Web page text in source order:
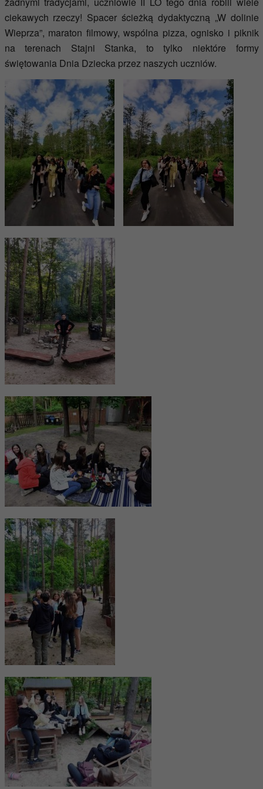
ciekawych rzeczy! Spacer ścieżką dydaktyczną „W dolinie
Wieprza”, maraton filmowy, wspólna pizza, ognisko i piknik
na terenach Stajni Stanka, to tylko niektóre formy
świętowania Dnia Dziecka przez naszych uczniów.